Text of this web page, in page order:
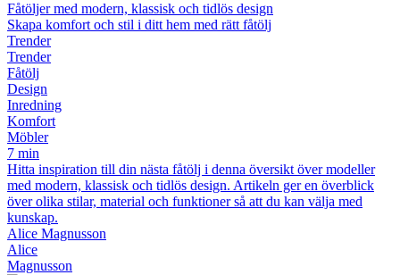
Fåtöljer med modern, klassisk och tidlös design
Skapa komfort och stil i ditt hem med rätt fåtölj
Trender
Trender
Fåtölj
Design
Inredning
Komfort
Möbler
7 min
Hitta inspiration till din nästa fåtölj i denna översikt över modeller
med modern, klassisk och tidlös design. Artikeln ger en överblick
över olika stilar, material och funktioner så att du kan välja med
kunskap.
Alice Magnusson
Alice
Magnusson